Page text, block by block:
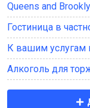
Queens and
Гостиница в
К вашим
Алкоголь для